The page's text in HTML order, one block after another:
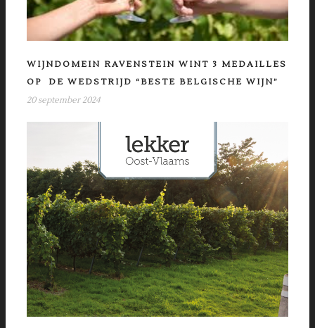
WIJNDOMEIN RAVENSTEIN WINT 3 MEDAILLES
OP DE WEDSTRIJD “BESTE BELGISCHE WIJN”
20 september 2024